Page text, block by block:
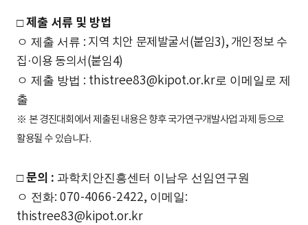
□제출 서류 및 방법
ㅇ 제출 서류 : 지역 치안 문제발굴서 (붙임3), 개인정보 수
집 ·이용 동의서 (붙임4)
ㅇ 제출 방법 : thistree83@kipot.or.kr로 이메일로 제
출
※ 본 경진대회에서 제출된 내용은 향후 국가연구개발사업 과제 등으로
활용될 수 있습니다.
□문의 : 과학치안진흥센터 이남우 선임연구원
ㅇ 전화: 070-4066-2422, 이메일:
thistree83@kipot.or.kr